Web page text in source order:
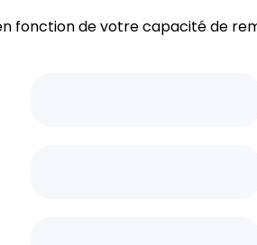
fonction de votre capacité de